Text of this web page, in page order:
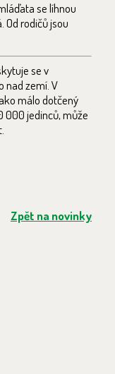
se líhnou
Od rodičů jsou
se v
nad zemí. V
málo dotčený
000 jedinců, může
Zpět na novinky